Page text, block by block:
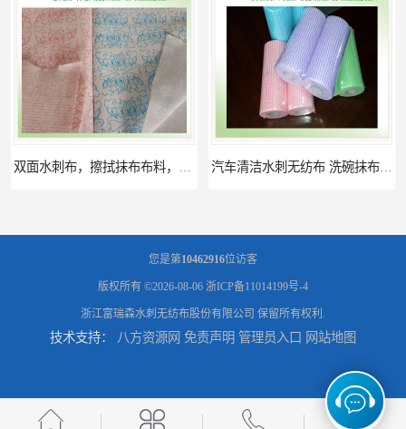
超细汽车清洁水刺无纺布厂商
吸汗巾抹布.健身毛巾用水刺无纺布厂家 多用途清洁抹布，居家卫生擦布，地板厨房清洁擦布及抹布卷材
您是第10462916位访客
版权所有 ©2026-08-06 浙ICP备11014199号-4
浙江富瑞森水刺无纺布股份有限公司 保留所有权利.
技术支持： 八方资源网 免责声明 管理员入口 网站地图